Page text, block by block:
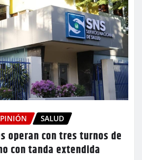
SALUD
operan con tres turnos de
con tanda extendida